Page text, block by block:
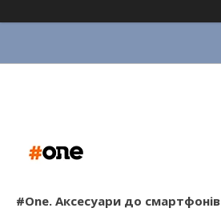
#One. Аксесуари до смартфонів